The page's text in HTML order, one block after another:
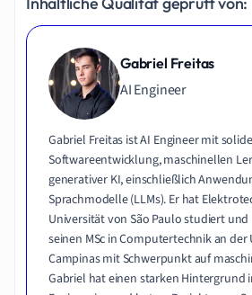
Gabriel Freitas
AI Engineer
Gabriel Freitas ist AI Engineer mit
Softwareentwicklung, maschinellen
generativer KI, einschließlich
Sprachmodelle (LLMs). Er hat
Universität von São Paulo studiert
seinen MSc in Computertechnik an
Campinas mit Schwerpunkt auf
Gabriel hat einen starken Hintergrund